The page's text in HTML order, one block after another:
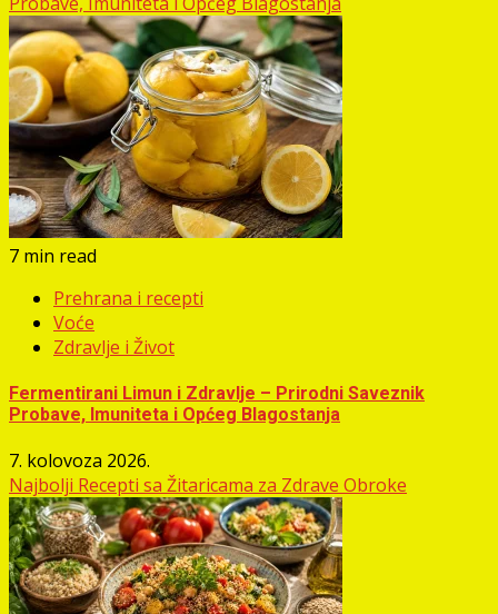
7 min read
Prehrana i recepti
Voće
Zdravlje i Život
Fermentirani Limun i Zdravlje – Prirodni Saveznik
Probave, Imuniteta i Općeg Blagostanja
7. kolovoza 2026.
Najbolji Recepti sa Žitaricama za Zdrave Obroke